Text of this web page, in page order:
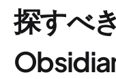
探すべ